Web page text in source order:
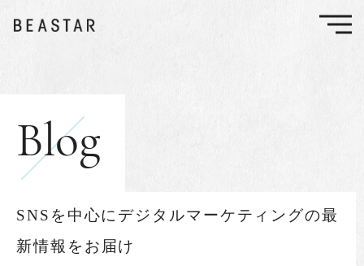
Blog
SNSを中心にデジタルマーケティングの最
新情報をお届け